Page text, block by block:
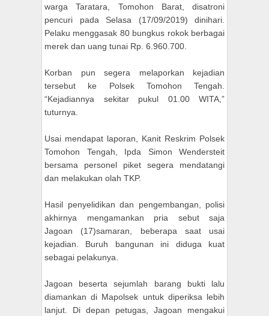
warga Taratara, Tomohon Barat, disatroni
pencuri pada Selasa (17/09/2019) dinihari.
Pelaku menggasak 80 bungkus rokok berbagai
merek dan uang tunai Rp. 6.960.700.
Korban pun segera melaporkan kejadian
tersebut ke Polsek Tomohon Tengah.
“Kejadiannya sekitar pukul 01.00 WITA,”
tuturnya.
Usai mendapat laporan, Kanit Reskrim Polsek
Tomohon Tengah, Ipda Simon Wendersteit
bersama personel piket segera mendatangi
dan melakukan olah TKP.
Hasil penyelidikan dan pengembangan, polisi
akhirnya mengamankan pria sebut saja
Jagoan (17)samaran, beberapa saat usai
kejadian. Buruh bangunan ini diduga kuat
sebagai pelakunya.
Jagoan beserta sejumlah barang bukti lalu
diamankan di Mapolsek untuk diperiksa lebih
lanjut. Di depan petugas, Jagoan mengakui